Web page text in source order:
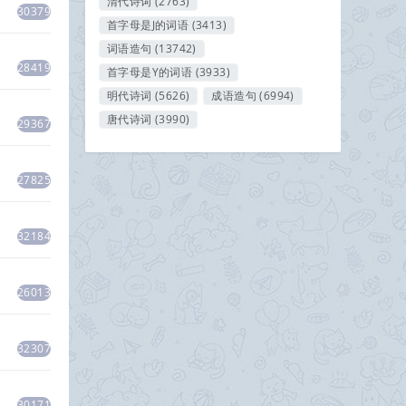
30379
28419
29367
27825
32184
26013
32307
首字母是J的词语 (3413)
词语造句 (13742)
首字母是Y的词语 (3933)
明代诗词 (5626) 成语造句 (6994)
唐代诗词 (3990)